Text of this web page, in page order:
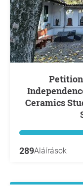
Petition to Preserve the
Ceramics
289Aláírások